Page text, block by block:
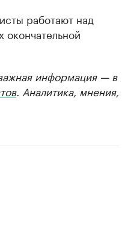
работают над
окончательной
информация — в
. Аналитика, мнения,